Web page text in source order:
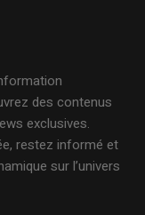
des contenus
exclusives.
restez informé et
sur l’univers